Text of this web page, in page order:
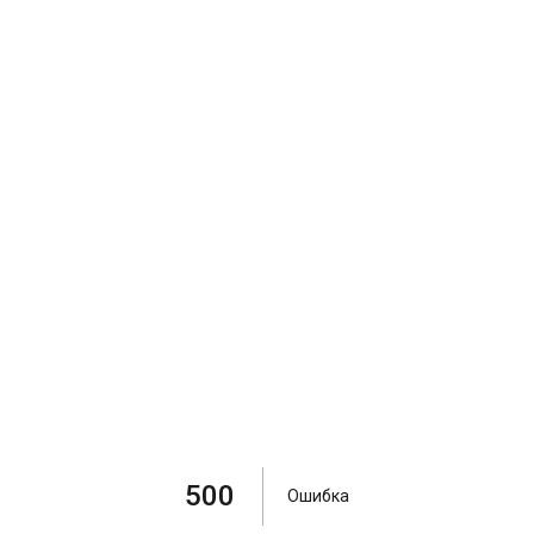
500 Ошибка